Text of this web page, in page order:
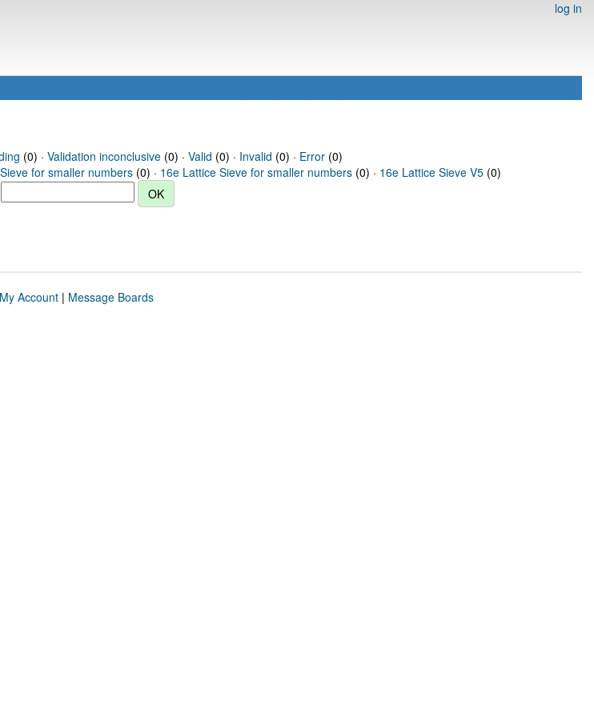
log in
(0) · Validation inconclusive(0) · Valid (0) · Invalid (0) · Error(0)
for smaller numbers (0) · 16e Lattice Sieve for smaller numbers (0) · 16e Lattice Sieve V5 (0)
My Account| Message Boards